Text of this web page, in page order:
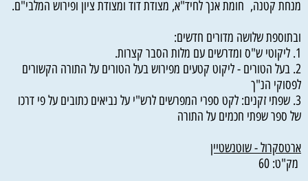
מנחת קטנה, חומת אנך לחיד"א, מצודת דוד ומצודת ציון ופירוש המלבי"ם.
ובתוספת שלושה מדורים חדשים:
1. ליקוטי ש"ס ומדרשים עם מלות הסבר קצרות.
2. בעל הטורים - ליקוט קטעים מפירוש בעל הטורים על התורה הקשורים
לפסוקי הנ"ך
3. שפתי זקנים: לקט ספרי המפרשים לרש"י על נביאים כתובים על פי דרכו
של ספר שפתי חכמים על התורה
ארטסקרול - שוטנשטיין
מק"ט: 60